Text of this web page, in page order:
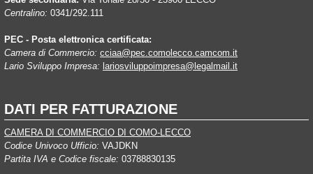
Centralino: 0341/292.111
PEC - Posta elettronica certificata:
Camera di Commercio: cciaa@pec.comolecco.camcom.it
Lario Sviluppo Impresa: lariosviluppoimpresa@legalmail.it
DATI PER FATTURAZIONE
CAMERA DI COMMERCIO DI COMO-LECCO
Codice Univoco Ufficio: VAJDKN
Partita IVA e Codice fiscale: 03788830135